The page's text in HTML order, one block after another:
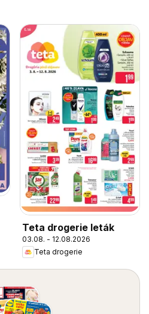
Teta drogerie leták
03.08. - 12.08.2026
Teta drogerie